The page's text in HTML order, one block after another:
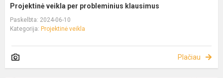
Projektinė veikla per probleminius klausimus
Paskelbta: 2024-06-10
Kategorija: Projektinė veikla
Plačiau